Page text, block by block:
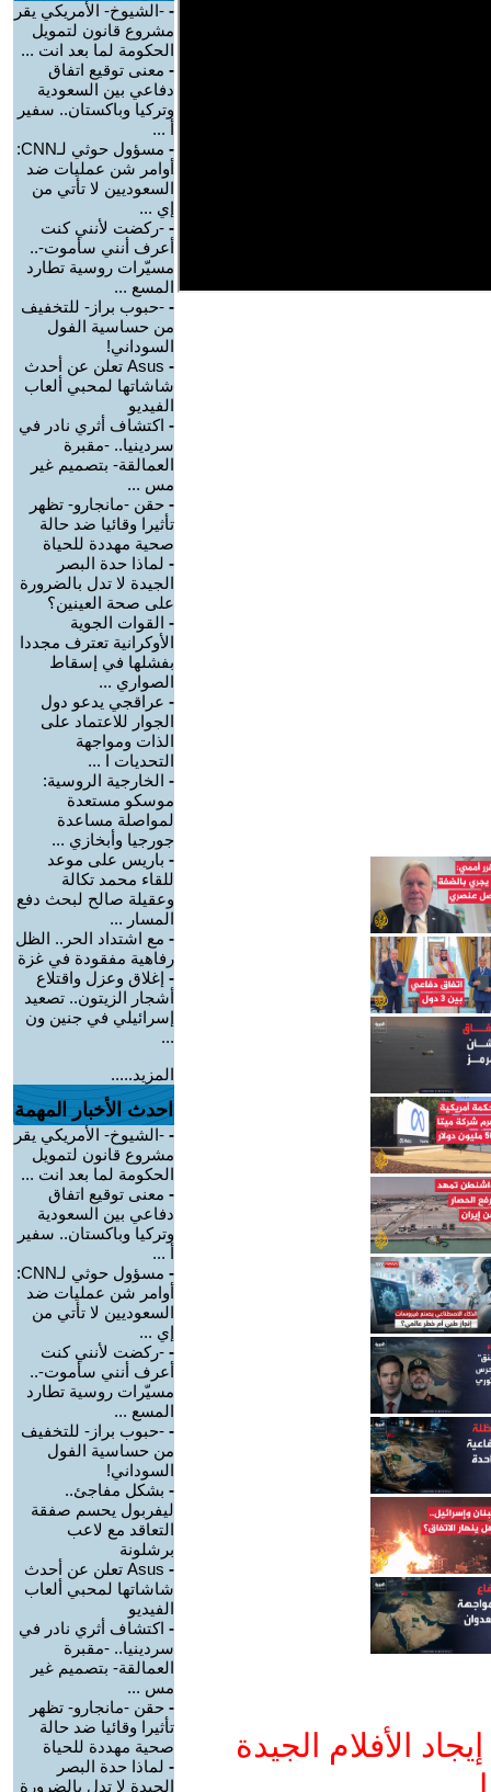
الأفلام الجيدة
- -الشيوخ- الأمريكي يقر
مشروع قانون لتمويل
الحكومة لما بعد انت ...
- معنى توقيع اتفاق
دفاعي بين السعودية
وتركيا وباكستان.. سفير
أ ...
-
مسؤول حوثي لـCNN:
أوامر شن عمليات ضد
السعوديين لا تأتي من
إي ...
- -ركضت لأنني كنت
أعرف أنني سأموت-..
مسيّرات روسية تطارد
المسع ...
- -حبوب براز- للتخفيف
من حساسية الفول
السوداني!
-
Asus تعلن عن أحدث
شاشاتها لمحبي ألعاب
الفيديو
- اكتشاف أثري نادر في
سردينيا.. -مقبرة
العمالقة- بتصميم غير
مس ...
- حقن -مانجارو- تظهر
تأثيرا وقائيا ضد حالة
صحية مهددة للحياة
- لماذا حدة البصر
الجيدة لا تدل بالضرورة
على صحة العينين؟
- القوات الجوية
الأوكرانية تعترف مجددا
بفشلها في إسقاط
الصواري ...
- عراقجي يدعو دول
الجوار للاعتماد على
الذات ومواجهة
التحديات ا ...
- الخارجية الروسية:
موسكو مستعدة
لمواصلة مساعدة
جورجيا وأبخازي ...
- باريس على موعد
للقاء محمد تكالة
وعقيلة صالح لبحث دفع
المسار ...
- مع اشتداد الحر.. الظل
رفاهية مفقودة في غزة
- إغلاق وعزل واقتلاع
أشجار الزيتون.. تصعيد
إسرائيلي في جنين ون
...
المزيد.....
احدث الأخبار المهمة
- -الشيوخ- الأمريكي يقر
مشروع قانون لتمويل
الحكومة لما بعد انت ...
- معنى توقيع اتفاق
دفاعي بين السعودية
وتركيا وباكستان.. سفير
أ ...
-
مسؤول حوثي لـCNN:
أوامر شن عمليات ضد
السعوديين لا تأتي من
إي ...
- -ركضت لأنني كنت
أعرف أنني سأموت-..
مسيّرات روسية تطارد
المسع ...
- -حبوب براز- للتخفيف
من حساسية الفول
السوداني!
- بشكل مفاجئ..
ليفربول يحسم صفقة
التعاقد مع لاعب
برشلونة
-
Asus تعلن عن أحدث
شاشاتها لمحبي ألعاب
الفيديو
- اكتشاف أثري نادر في
سردينيا.. -مقبرة
العمالقة- بتصميم غير
مس ...
- حقن -مانجارو- تظهر
تأثيرا وقائيا ضد حالة
صحية مهددة للحياة
- لماذا حدة البصر
الجيدة لا تدل بالضرورة